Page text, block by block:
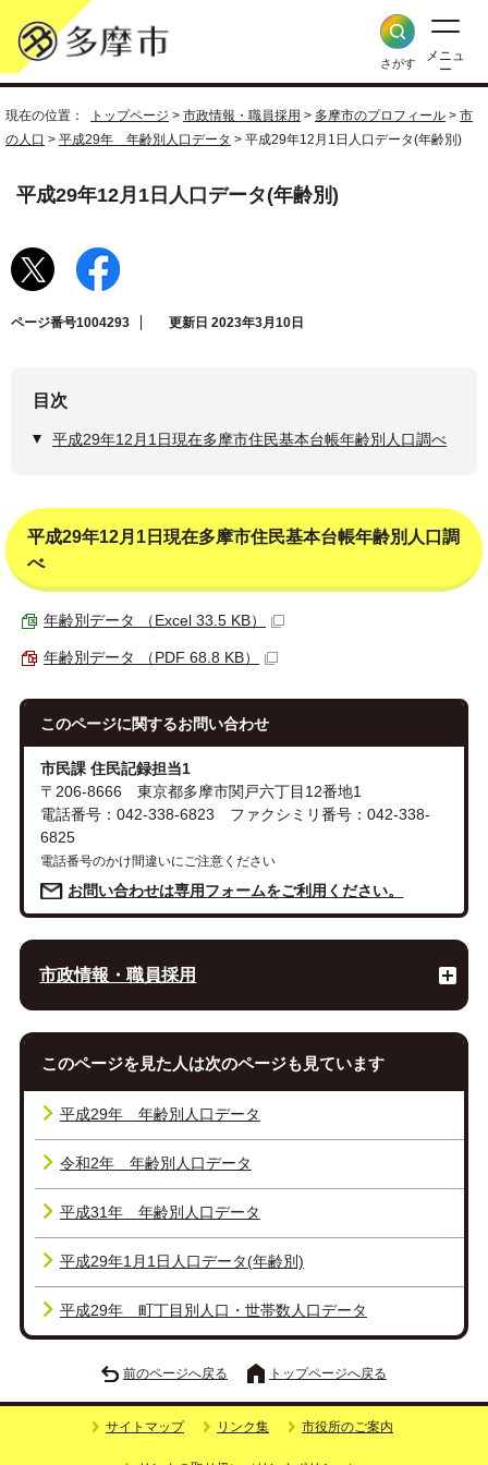
さがす
メニュ
ー
現在の位置： トップページ > 市政情報・職員採用 > 多摩市のプロフィール > 市
の人口 > 平成29年 年齢別人口データ > 平成29年12月1日人口データ(年齢別)
平成29年12月1日人口データ(年齢別)
ページ番号1004293 更新日 2023年3月10日
目次
平成29年12月1日現在多摩市住民基本台帳年齢別人口調べ
平成29年12月1日現在多摩市住民基本台帳年齢別人口調
べ
年齢別データ （Excel 33.5 KB）
年齢別データ （PDF 68.8 KB）
このページに関するお問い合わせ
市民課 住民記録担当1
〒206-8666 東京都多摩市関戸六丁目12番地1
電話番号：042-338-6823 ファクシミリ番号：042-338-
6825
電話番号のかけ間違いにご注意ください
お問い合わせは専用フォームをご利用ください。
市政情報・職員採用
このページを見た人は次のページも見ています
平成29年 年齢別人口データ
令和2年 年齢別人口データ
平成31年 年齢別人口データ
平成29年1月1日人口データ(年齢別)
平成29年 町丁目別人口・世帯数人口データ
前のページへ戻る トップページへ戻る
サイトマップ リンク集 市役所のご案内